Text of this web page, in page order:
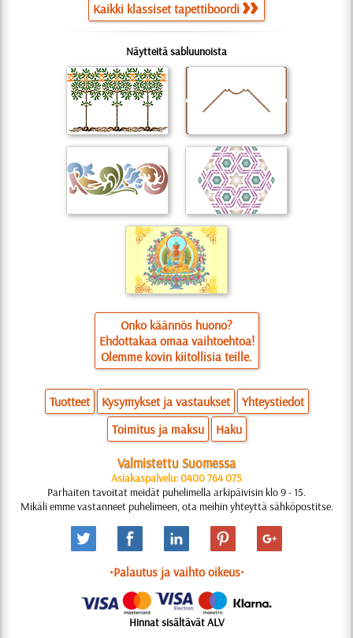
Kaikki klassiset tapettiboordi
Näytteitä sabluunoista
Onko käännös huono?
Ehdottakaa omaa vaihtoehtoa!
Olemme kovin kiitollisia teille.
Tuotteet Kysymykset ja vastaukset
Yhteystiedot
Toimitus ja maksu
Haku
Valmistettu Suomessa
Asiakaspalvelu: 0400 764 075
Parhaiten tavoitat meidät puhelimella arkipäivisin klo 9 - 15.
Mikäli emme vastanneet puhelimeen, ota meihin yhteyttä sähköpostitse.
•Palautus ja vaihto oikeus•
Hinnat sisältävät ALV